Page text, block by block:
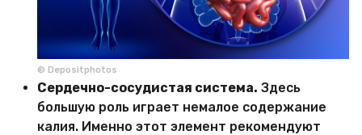
© Depositphotos
Сердечно-сосудистая система. Здесь
большую роль играет немалое содержание
калия. Именно этот элемент рекомендуют